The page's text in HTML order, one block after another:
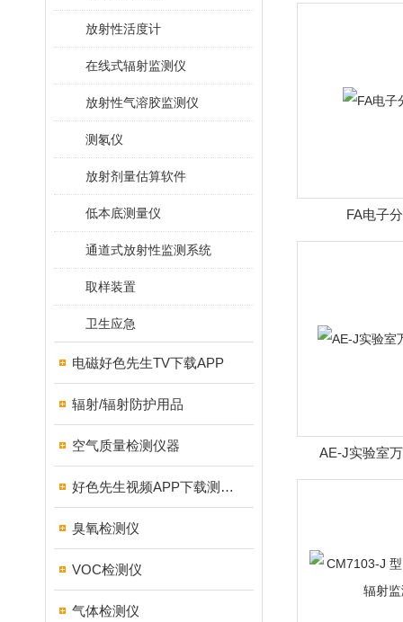
放射性活度计
在线式辐射监测仪
放射性气溶胶监测仪
测氡仪
放射剂量估算软件
低本底测量仪
通道式放射性监测系统
取样装置
卫生应急
电磁好色先生TV下载APP
辐射/辐射防护用品
空气质量检测仪器
好色先生视频APP下载测试仪
臭氧检测仪
VOC检测仪
气体检测仪
FA电子
AE-J实验室